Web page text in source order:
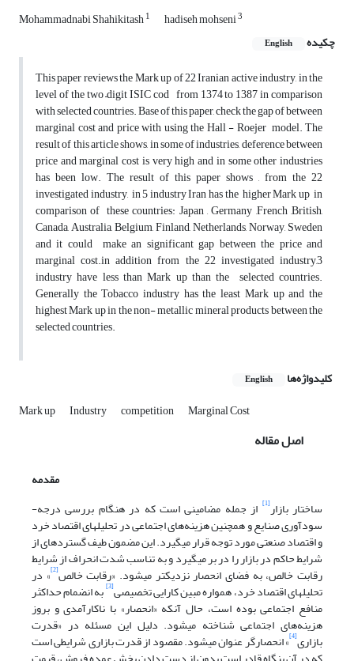
Mohammadnabi Shahikitash1 hadiseh mohseni3
چکیده English
This paper reviews the Mark up of 22 Iranian active industry, in the
level of the two –digit ISIC cod from 1374 to 1387 in comparison
with selected countries. Base of this paper, check the gap of between
marginal cost and price with using the Hall - Roejer model. The
result of this article shows, in some of industries, deference between
price and marginal cost is very high and in some other industries
has been low. The result of this paper shows , from the 22
investigated industry, in 5 industry Iran has the higher Mark up in
comparison of these countries: Japan , Germany ,French ,British,
Canada, Australia, Belgium, Finland, Netherlands, Norway, Sweden
and it could make an significant gap between the price and
marginal cost.in addition from the 22 investigated industry,3
industry have less than Mark up than the selected countries.
Generally the Tobacco industry has the least Mark up and the
highest Mark up in the non- metallic mineral products between the
selected countries.
کلیدواژه‌ها English
Mark up Industry competition Marginal Cost
اصل مقاله
مقدمه
ساختار بازار[1]از جمله مضامینی است که در هنگام بررسی درجه­
سودآوری صنایع و همچنین هزینه‌های اجتماعی در تحلیل­های اقتصاد خرد
و اقتصاد صنعتی مورد توجه قرار می­گیرد. این مضمون طیف گسترده­ای از
شرایط حاکم در بازار را در بر می­گیرد و به تناسب شدت انحراف از شرایط
رقابت خالص، به فضای انحصار نزدیک­تر می­شود. «رقابت خالص[2] » در
تحلیل­های اقتصاد خرد، همواره مبین کارایی تخصیصی[3] به انضمام حداکثر
منافع اجتماعی بوده است، حال آنکه «انحصار» با ناکارآمدی و بروز
هزینه‌های اجتماعی شناخته می­شود. دلیل این مسئله در «قدرت
بازاری[4] » انحصارگر عنوان می­شود. مقصود از قدرت بازاری شرایطی است